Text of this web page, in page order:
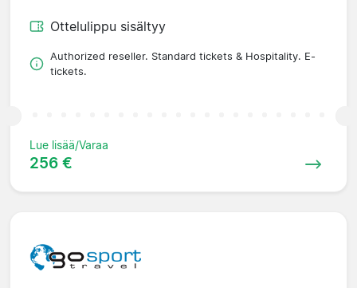
Ottelulippu sisältyy
Authorized reseller. Standard tickets & Hospitality. E-
tickets.
Lue lisää/Varaa
256 €